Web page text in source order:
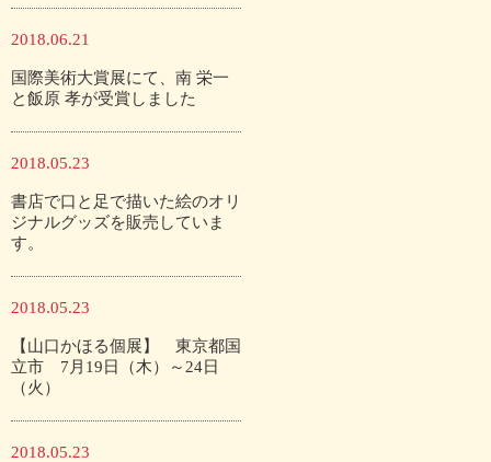
2018.06.21
国際美術大賞展にて、南 栄一
と飯原 孝が受賞しました
2018.05.23
書店で口と足で描いた絵のオリ
ジナルグッズを販売していま
す。
2018.05.23
【山口かほる個展】 東京都国
立市 7月19日（木）～24日
（火）
2018.05.23